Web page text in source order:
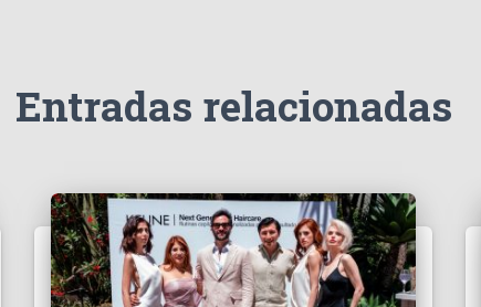
Entradas relacionadas